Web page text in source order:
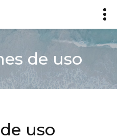
de uso
uso